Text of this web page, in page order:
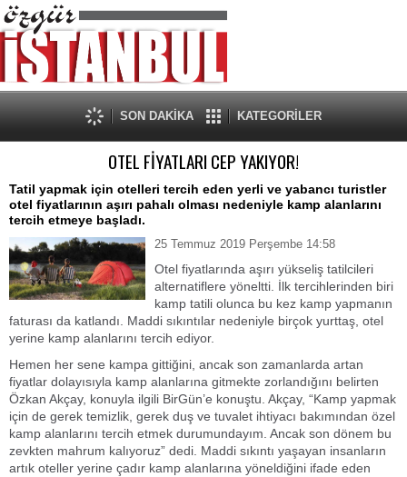
SON DAKİKA KATEGORİLER
OTEL FİYATLARI CEP YAKIYOR!
Tatil yapmak için otelleri tercih eden yerli ve yabancı turistler
otel fiyatlarının aşırı pahalı olması nedeniyle kamp alanlarını
tercih etmeye başladı.
25 Temmuz 2019 Perşembe 14:58
Otel fiyatlarında aşırı yükseliş tatilcileri
alternatiflere yöneltti. İlk tercihlerinden biri
kamp tatili olunca bu kez kamp yapmanın
faturası da katlandı. Maddi sıkıntılar nedeniyle birçok yurttaş, otel
yerine kamp alanlarını tercih ediyor.
Hemen her sene kampa gittiğini, ancak son zamanlarda artan
fiyatlar dolayısıyla kamp alanlarına gitmekte zorlandığını belirten
Özkan Akçay, konuyla ilgili BirGün’e konuştu. Akçay, “Kamp yapmak
için de gerek temizlik, gerek duş ve tuvalet ihtiyacı bakımından özel
kamp alanlarını tercih etmek durumundayım. Ancak son dönem bu
zevkten mahrum kalıyoruz” dedi. Maddi sıkıntı yaşayan insanların
artık oteller yerine çadır kamp alanlarına yöneldiğini ifade eden